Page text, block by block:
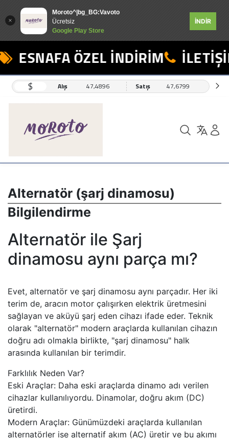
Moroto^|bg_BG:Vavoto
Ücretsiz
Google Play Store
İNDİR
ESNAFA ÖZEL İNDİRİM
$ Alış 47,4896 Satış 47,6799
Alternatör (şarj dinamosu)
Bilgilendirme
Alternatör ile Şarj
dinamosu aynı parça mı?
Evet, alternatör ve şarj dinamosu aynı parçadır. Her iki
terim de, aracın motor çalışırken elektrik üretmesini
sağlayan ve aküyü şarj eden cihazı ifade eder. Teknik
olarak "alternatör" modern araçlarda kullanılan cihazın
doğru adı olmakla birlikte, "şarj dinamosu" halk
arasında kullanılan bir terimdir.
Farklılık Neden Var?
Eski Araçlar: Daha eski araçlarda dinamo adı verilen
cihazlar kullanılıyordu. Dinamolar, doğru akım (DC)
üretirdi.
Modern Araçlar: Günümüzdeki araçlarda kullanılan
alternatörler ise alternatif akım (AC) üretir ve bu akımı